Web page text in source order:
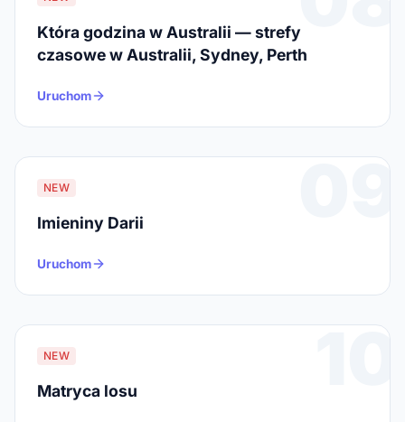
Która godzina w Australii — strefy
czasowe w Australii, Sydney, Perth
Uruchom
09
NEW
Imieniny Darii
Uruchom
10
NEW
Matryca losu